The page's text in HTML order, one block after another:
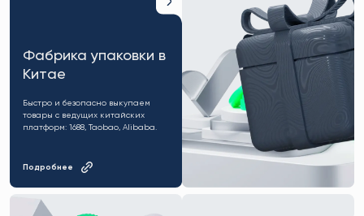
Фабрика упаковки в
Китае
Быстро и безопасно выкупаем
товары с ведущих китайских
платформ: 1688, Taobao, Alibaba.
Подробнее